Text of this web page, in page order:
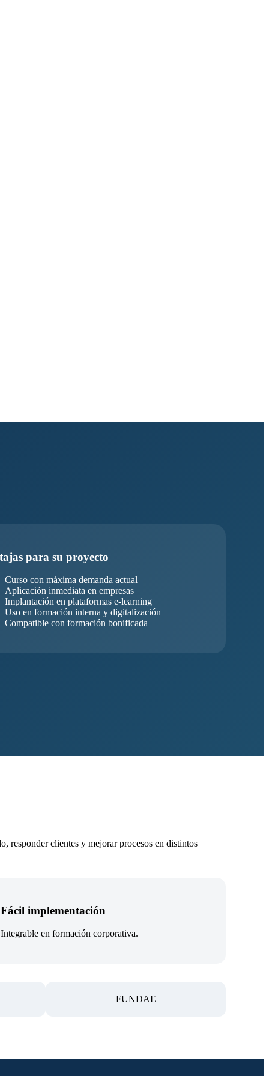
para su proyecto
Curso con máxima demanda actual
Aplicación inmediata en empresas
Implantación en plataformas e-learning
Uso en formación interna y digitalización
Compatible con formación bonificada
responder clientes y mejorar procesos en distintos
Fácil implementación
Integrable en formación corporativa.
FUNDAE